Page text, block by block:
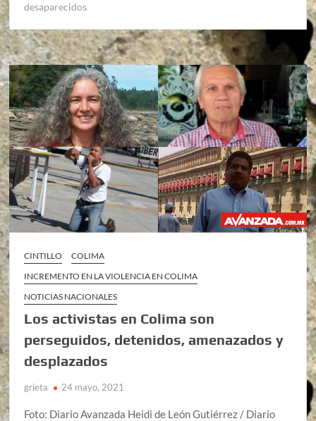
desaparecidos
CINTILLO
COLIMA
INCREMENTO EN LA VIOLENCIA EN COLIMA
NOTICIAS NACIONALES
Los activistas en Colima son
perseguidos, detenidos, amenazados y
desplazados
grieta 24 mayo, 2021
Foto: Diario Avanzada Heidi de León Gutiérrez / Diario